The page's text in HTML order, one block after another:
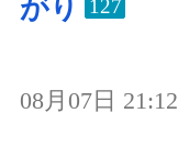
がり
127
08月07日 21:12